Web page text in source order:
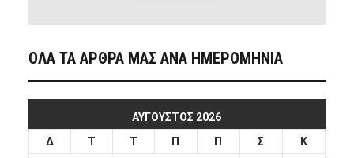
ΟΛΑ ΤΑ ΑΡΘΡΑ ΜΑΣ ΑΝΑ ΗΜΕΡΟΜΗΝΙΑ
ΑΎΓΟΥΣΤΟΣ 2026
Δ
Τ Τ Π Π Σ Κ